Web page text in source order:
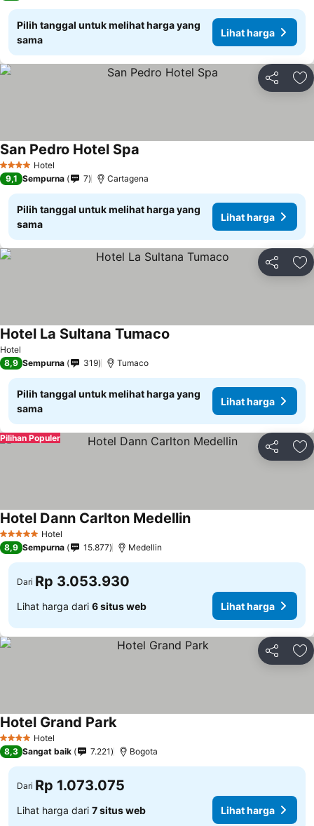
Pilih tanggal untuk melihat harga yang
sama
Lihat harga
Bagikan
4 BintangHotel
San Pedro Hotel Spa
9,1 Sempurna 7 Cartagena
Pilih tanggal untuk melihat harga yang
sama
Lihat harga
Bagikan
Hotel
Hotel La Sultana Tumaco
8,9 Sempurna 319 Tumaco
Pilih tanggal untuk melihat harga yang
sama
Lihat harga
Bagikan
Pilihan Populer
5 Bintang Hotel
Hotel Dann Carlton Medellin
8,9 Sempurna 15.877 Medellin
Dari Rp 3.053.930
Lihat harga dari 6 situs web Lihat harga
Bagikan
4 BintangHotel
Hotel Grand Park
8,3 Sangat baik 7.221 Bogota
Dari Rp 1.073.075
Lihat harga dari 7 situs web Lihat harga